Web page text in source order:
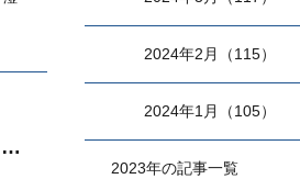
2024年2月（115）
2024年1月（105）
2023年の記事一覧